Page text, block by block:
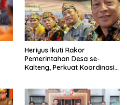
Heriyus Ikuti Rakor
Pemerintahan Desa se-
Kalteng, Perkuat Koordinasi